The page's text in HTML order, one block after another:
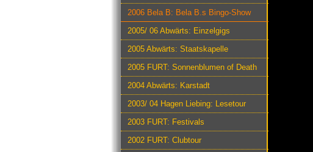
2006 Bela B: Bela B.s Bingo-Show
2005/ 06 Abwärts: Einzelgigs
2005 Abwärts: Staatskapelle
2005 FURT: Sonnenblumen of Death
2004 Abwärts: Karstadt
2003/ 04 Hagen Liebing: Lesetour
2003 FURT: Festivals
2002 FURT: Clubtour